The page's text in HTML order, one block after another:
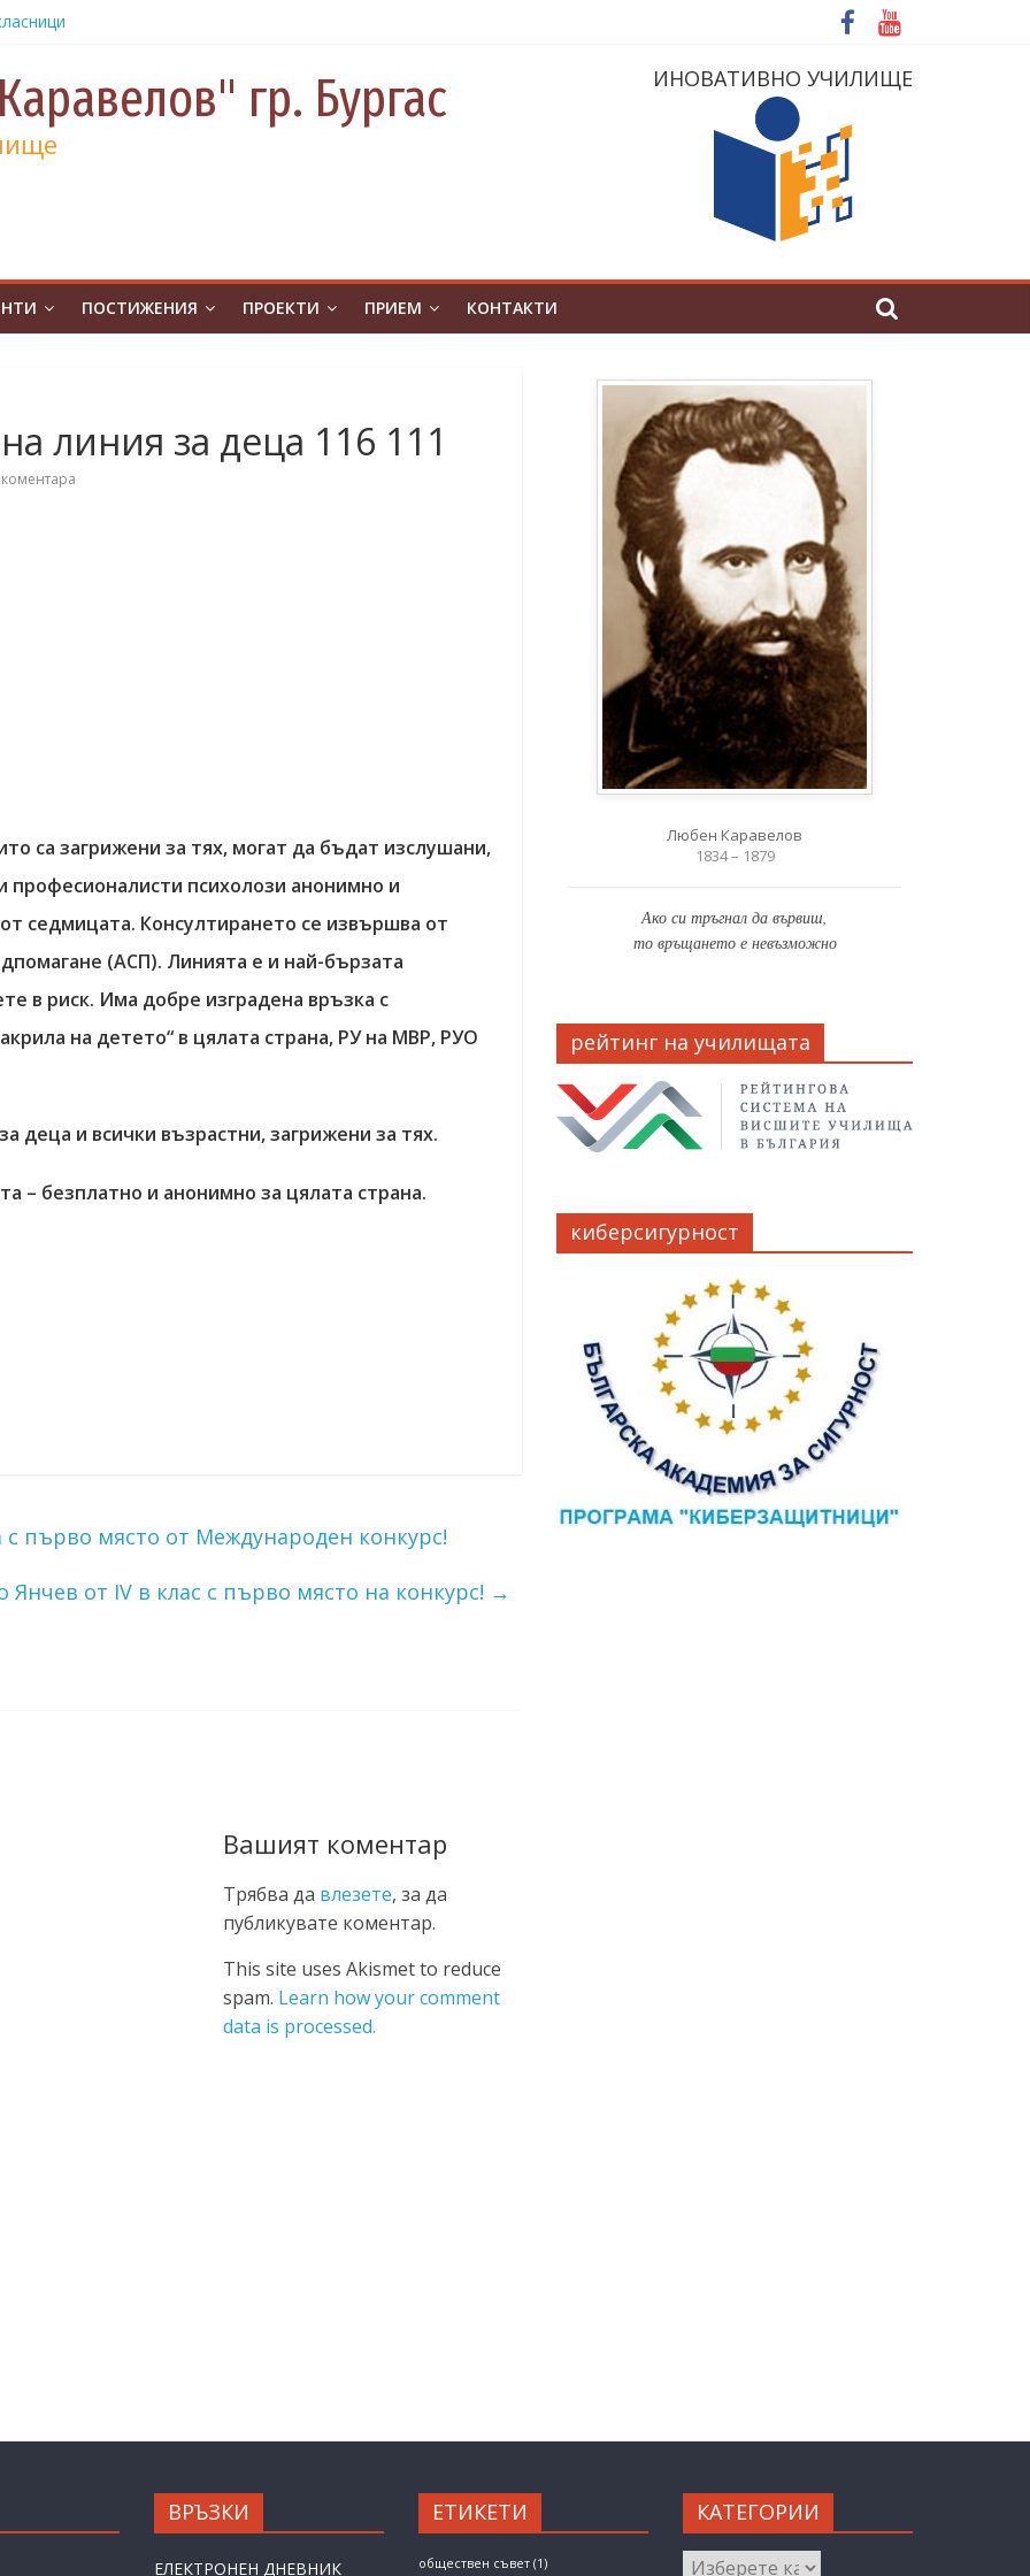
и 130
с
на
гр. Бургас ИНОВАТИВНО УЧИЛИЩЕ
ПОСТИЖЕНИЯ ПРОЕКТИ ПРИЕМ КОНТАКТИ
линия за деца 116 111
са загрижени за тях, могат да бъдат изслушани,
професионалисти психолози анонимно и
седмицата. Консултирането се извършва от
(АСП). Линията е и най-бързата
в риск. Има добре изградена връзка с
на детето“ в цялата страна, РУ на МВР, РУО
деца и всички възрастни, загрижени за тях.
– безплатно и анонимно за цялата страна.
първо място от Международен конкурс!
Янчев от IV в клас с първо място на конкурс! →
Вашият коментар
Трябва да влезете, за да
публикувате коментар.
This site uses Akismet to reduce
spam. Learn how your comment
data is processed.
Любен Каравелов
1834 – 1879
Ако си тръгнал да вървиш,
то връщането е невъзможно
рейтинг на училищата
киберсигурност
ВРЪЗКИ
ЕЛЕКТРОНЕН ДНЕВНИК
ЕТИКЕТИ
обществен съвет(1)
КАТЕГОРИИ
КАТЕГОРИИ